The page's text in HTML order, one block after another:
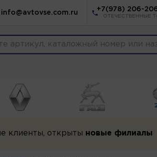
info@avtovse.com.ru
+7(978) 206-
ОТЕЧЕСТВЕННЫЕ
клиенты, открыты новые филиалы